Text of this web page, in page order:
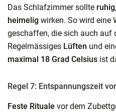
Das Schlafzimmer sollte
heimelig wirken. So wird eine
geschaffen, die sich auch auf
Regelmässiges Lüften und
maximal 18 Grad Celsius ist
Regel 7: Entspannungszeit
Feste Rituale vor dem